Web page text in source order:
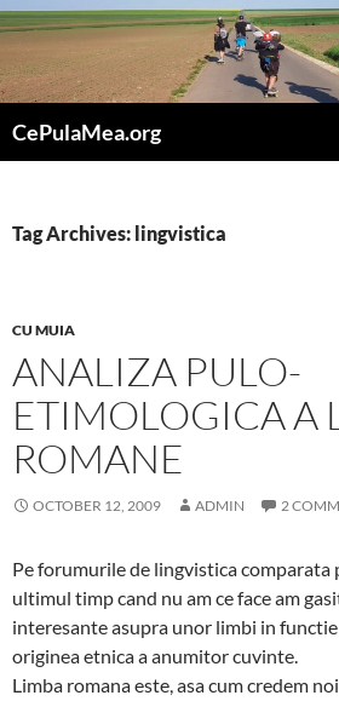
Skip
to
content
CePulaMea.org
Tag Archives: lingvistica
CU MUIA
ANALIZA PULO-
ETIMOLOGICA A
ROMANE
OCTOBER 12, 2009 ADMIN 2
Pe forumurile de lingvistica comparata
ultimul timp cand nu am ce face am
interesante asupra unor limbi in
originea etnica a anumitor cuvinte.
Limba romana este, asa cum credem